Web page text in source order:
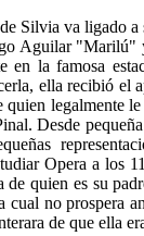
Silvia va ligado a
Aguilar "Marilú"
en la famosa
ella recibió el
quien legalmente
Desde
Opera a los
de quien es su
cual no prospera
de que ella